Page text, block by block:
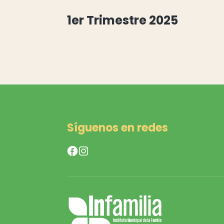
1er Trimestre 2025
Síguenos en redes